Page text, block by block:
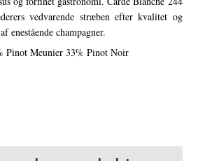
vedvarende stræben efter kvalitet og
enestående champagner.
Pinot Meunier 33% Pinot Noir